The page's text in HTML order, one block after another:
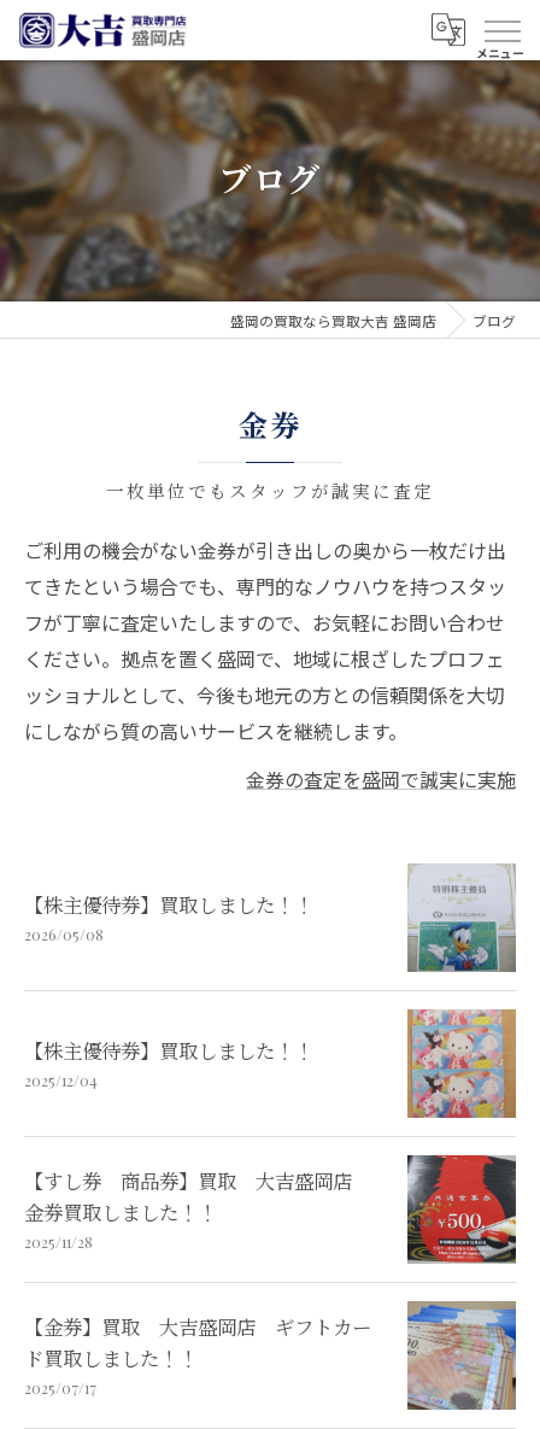
ブログ
盛岡の買取なら買取大吉 盛岡店 ブログ
金券
一枚単位でもスタッフが誠実に査定
ご利用の機会がない金券が引き出しの奥から一枚だけ出
てきたという場合でも、専門的なノウハウを持つスタッ
フが丁寧に査定いたしますので、お気軽にお問い合わせ
ください。拠点を置く盛岡で、地域に根ざしたプロフェ
ッショナルとして、今後も地元の方との信頼関係を大切
にしながら質の高いサービスを継続します。
金券の査定を盛岡で誠実に実施
【株主優待券】買取しました！！
2026/05/08
【株主優待券】買取しました！！
2025/12/04
【すし券 商品券】買取 大吉盛岡店
金券買取しました！！
2025/11/28
【金券】買取 大吉盛岡店 ギフトカー
ド買取しました！！
2025/07/17